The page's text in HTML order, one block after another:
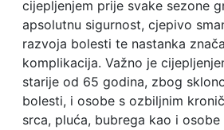
cijepljenjem prije svake sezone
apsolutnu sigurnost, cjepivo
razvoja bolesti te nastanka
komplikacija. Važno je
starije od 65 godina, zbog
bolesti, i osobe s ozbiljnim
srca, pluća, bubrega kao i